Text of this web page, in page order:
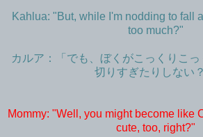
Kahlua: "But, while I'm nodding to fall
too much?"
カルア：「でも、ぼくがこっくりこっ
切りすぎたりしない？
Mommy: "Well, you might become like
cute, too, right?"